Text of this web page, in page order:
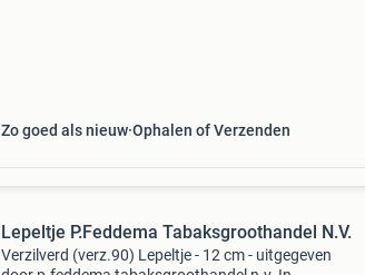
Zo goed als nieuw Ophalen of Verzenden
Lepeltje P.Feddema Tabaksgroothandel N.V.
Verzilverd (verz.90) Lepeltje - 12 cm - uitgegeven